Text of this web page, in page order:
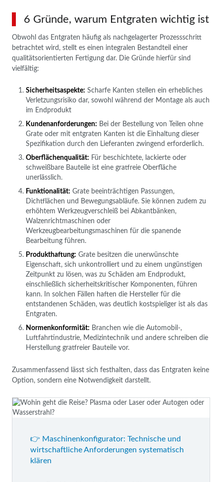
6 Gründe, warum Entgraten wichtig ist
Obwohl das Entgraten häufig als nachgelagerter Prozessschritt
betrachtet wird, stellt es einen integralen Bestandteil einer
qualitätsorientierten Fertigung dar. Die Gründe hierfür sind
vielfältig:
Sicherheitsaspekte: Scharfe Kanten stellen ein erhebliches
Verletzungsrisiko dar, sowohl während der Montage als auch
im Endprodukt
Kundenanforderungen: Bei der Bestellung von Teilen ohne
Grate oder mit entgraten Kanten ist die Einhaltung dieser
Spezifikation durch den Lieferanten zwingend erforderlich.
Oberflächenqualität: Für beschichtete, lackierte oder
schweißbare Bauteile ist eine gratfreie Oberfläche
unerlässlich.
Funktionalität: Grate beeinträchtigen Passungen,
Dichtflächen und Bewegungsabläufe. Sie können zudem zu
erhöhtem Werkzeugverschleiß bei Abkantbänken,
Walzenrichtmaschinen oder
Werkzeugbearbeitungsmaschinen für die spanende
Bearbeitung führen.
Produkthaftung: Grate besitzen die unerwünschte
Eigenschaft, sich unkontrolliert und zu einem ungünstigen
Zeitpunkt zu lösen, was zu Schäden am Endprodukt,
einschließlich sicherheitskritischer Komponenten, führen
kann. In solchen Fällen haften die Hersteller für die
entstandenen Schäden, was deutlich kostspieliger ist als das
Entgraten.
Normenkonformität: Branchen wie die Automobil-,
Luftfahrtindustrie, Medizintechnik und andere schreiben die
Herstellung gratfreier Bauteile vor.
Zusammenfassend lässt sich festhalten, dass das Entgraten keine
Option, sondern eine Notwendigkeit darstellt.
👉 Maschinenkonfigurator: Technische und
wirtschaftliche Anforderungen systematisch
klären